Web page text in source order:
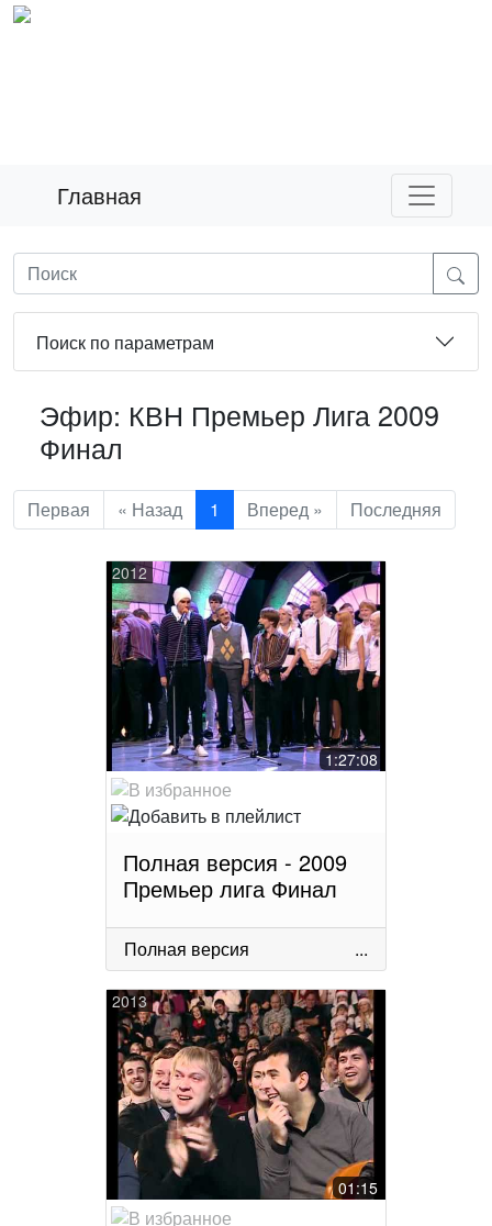
Главная
Поиск по параметрам
Эфир: КВН Премьер Лига 2009
Финал
Первая « Назад 1 Вперед » Последняя
2012
1:27:08
Полная версия - 2009
Премьер лига Финал
Полная версия ...
2013
01:15